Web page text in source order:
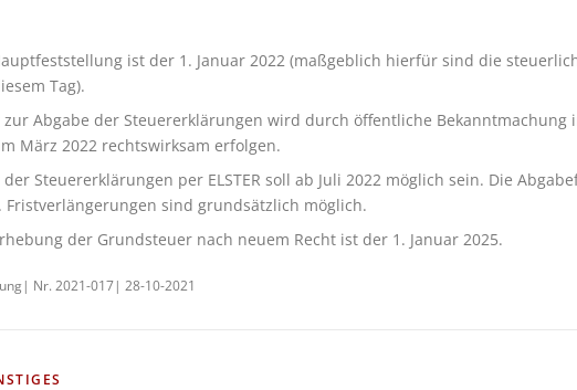
ist der 1. Januar 2022 (maßgeblich hierfür sind die
Tag).
Abgabe der Steuererklärungen wird durch öffentliche Bekanntmachung
März 2022 rechtswirksam erfolgen.
Steuererklärungen per ELSTER soll ab Juli 2022 möglich sein. Die
Fristverlängerungen sind grundsätzlich möglich.
der Grundsteuer nach neuem Recht ist der 1. Januar 2025.
Nr. 2021-017| 28-10-2021